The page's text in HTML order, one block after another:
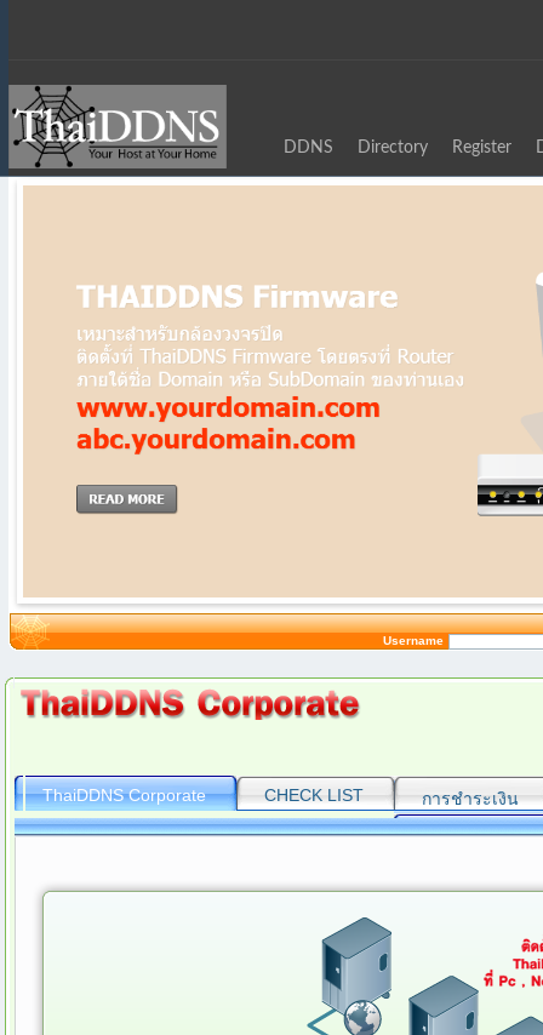
DDNS Directory Register
Username
ThaiDDNS Corporate CHECK LIST การชำระเงิน